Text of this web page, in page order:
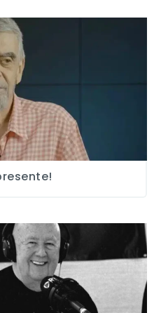
Valente, referência profissional